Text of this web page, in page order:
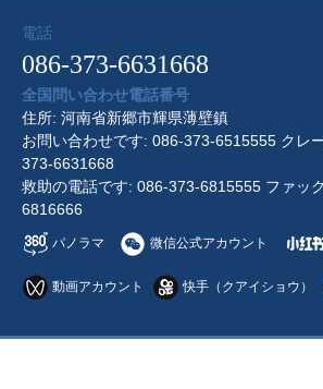
電話
086-373-6631668
全国問い合わせ電話番号
住所: 河南省新郷市輝県薄壁鎮
お問い合わせです: 086-373-6515555 クレ
373-6631668
救助の電話です: 086-373-6815555 ファッ
6816666
パノラマ 微信公式アカウント
動画アカウント 快手（クアイショウ）